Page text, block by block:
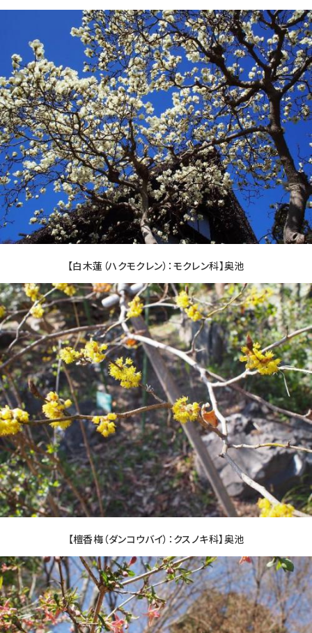
【白木蓮（ハクモクレン）：モクレン科】奥池
【檀香梅（ダンコウバイ）：クスノキ科】奥池